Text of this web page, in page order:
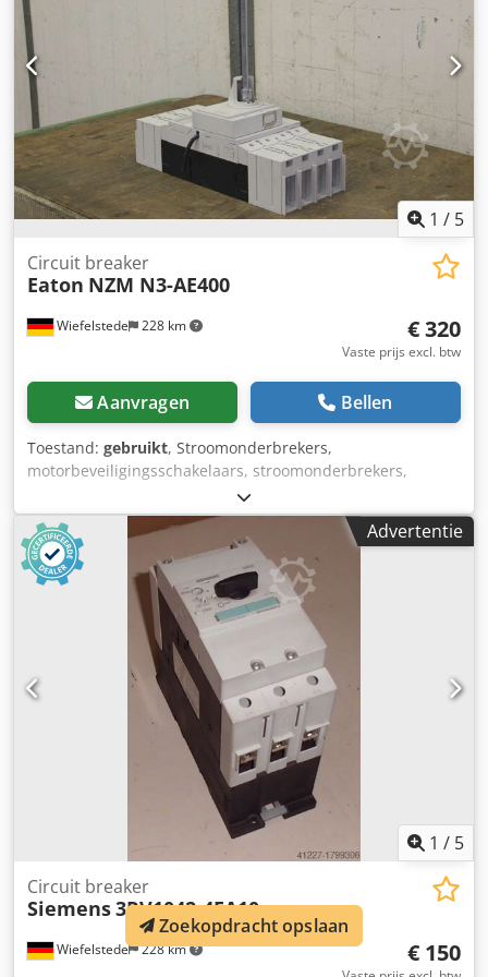
1 / 5
Wiefelstede 228 km
Circuit breaker
Eaton NZM N3-AE400
€ 320
Vaste prijs excl. btw
Aanvragen Bellen
Toestand: gebruikt, Stroomonderbrekers,
motorbeveiligingsschakelaars, stroomonderbrekers,
laagspanningsnetwerken, stroomonderbrekers voor
transformator-, generator- en systeembeveiliging,
stroomonderbrekers -Eaton: lastscheider/draaiaandrijving
NZM N3-AE400/NZM XDV -Roterende aandrijving met:
uitbreiding Chedpfx Aefkzbhegrja -Prijs: per stuk -Aantal: 2
stuks -Afmetingen: 460/185/H525 mm -Gewicht: 11,5
Advertentie
1 / 5
Wiefelstede 228 km
Circuit breaker
Siemens3RV1042-4EA10
€ 150
Zoekopdracht opslaan